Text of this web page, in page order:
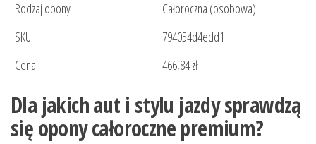
Rodzaj opony
Całoroczna (osobowa)
SKU
794054d4edd1
Cena
466,84 zł
Dla jakich aut i stylu jazdy sprawdzą
się opony całoroczne premium?